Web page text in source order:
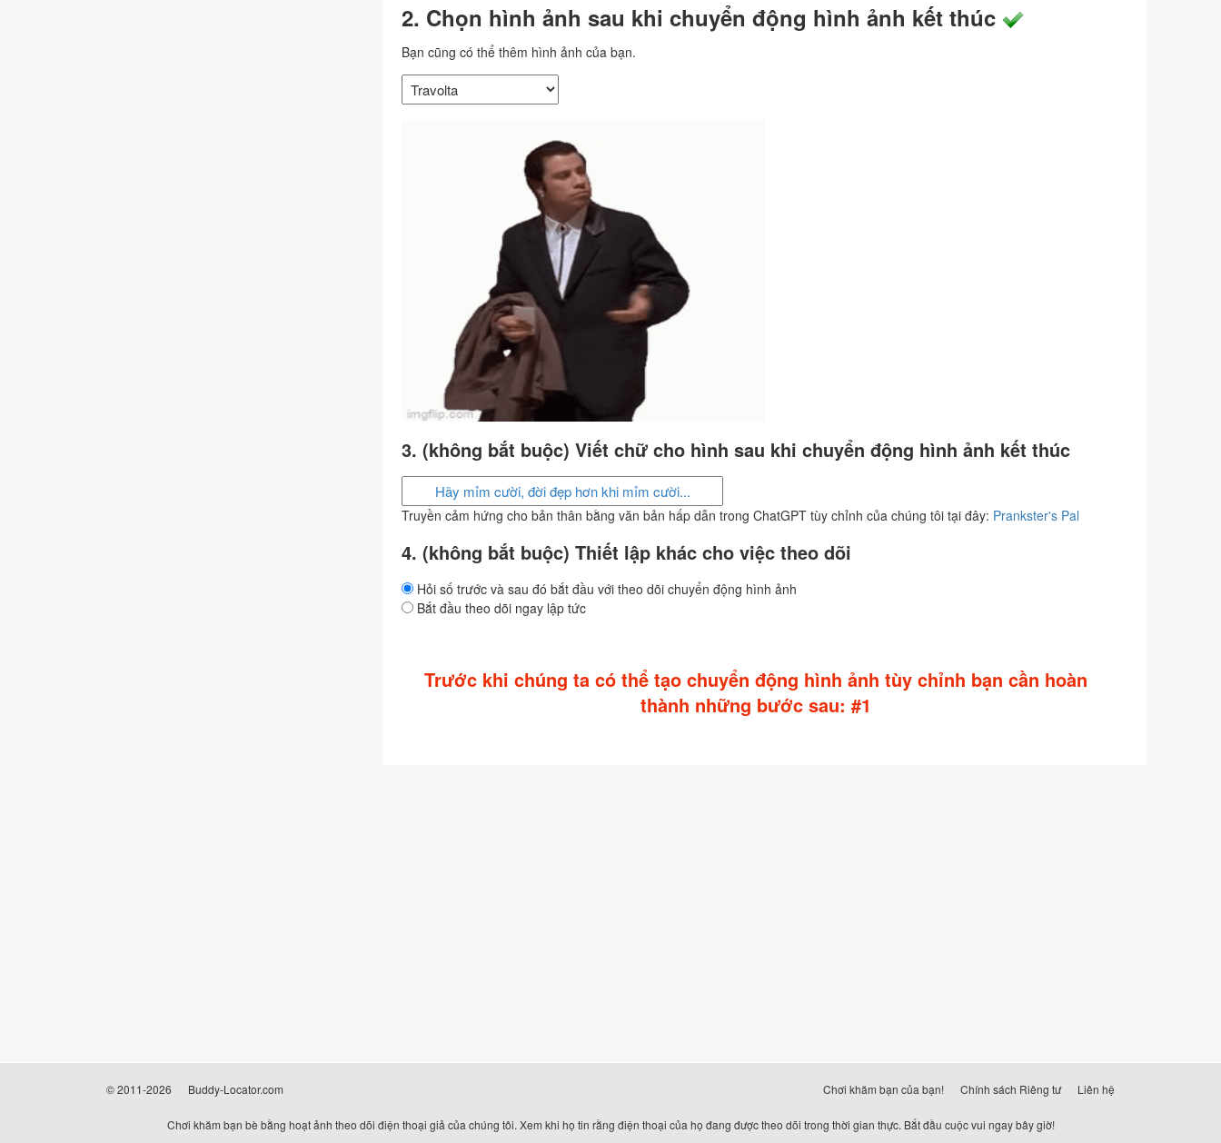
2. Chọn hình ảnh sau khi chuyển động hình ảnh kết thúc
Bạn cũng có thể thêm hình ảnh của bạn.
3. (không bắt buộc) Viết chữ cho hình sau khi chuyển động hình ảnh kết thúc
Truyền cảm hứng cho bản thân bằng văn bản hấp dẫn trong ChatGPT tùy chỉnh của chúng tôi tại đây: Prankster's Pal
4. (không bắt buộc) Thiết lập khác cho việc theo dõi
Hỏi số trước và sau đó bắt đầu với theo dõi chuyển động hình ảnh
Bắt đầu theo dõi ngay lập tức
Trước khi chúng ta có thể tạo chuyển động hình ảnh tùy chỉnh bạn cần hoàn
thành những bước sau: #1
© 2011-2026 Buddy-Locator.com Chơi khăm bạn của bạn! Chính sách Riêng tư Liên hệ
Chơi khăm bạn bè bằng hoạt ảnh theo dõi điện thoại giả của chúng tôi. Xem khi họ tin rằng điện thoại của họ đang được theo dõi trong thời gian thực. Bắt đầu cuộc vui ngay bây giờ!